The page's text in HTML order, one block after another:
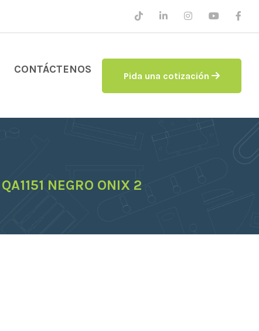
CONTÁCTENOS Pida una cotización
QA1151 NEGRO ONIX 2